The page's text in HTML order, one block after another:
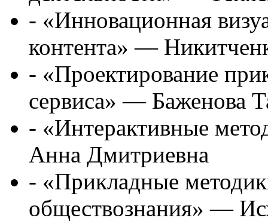
- «Инновационная
контента» —
- «Проектирование
сервиса» — Баженова
- «Интерактивные
Анна Дмитриевна
- «Прикладные
обществознания» —